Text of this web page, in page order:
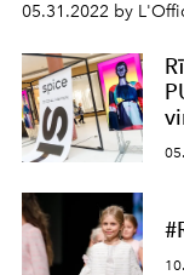
05.31.2022 by